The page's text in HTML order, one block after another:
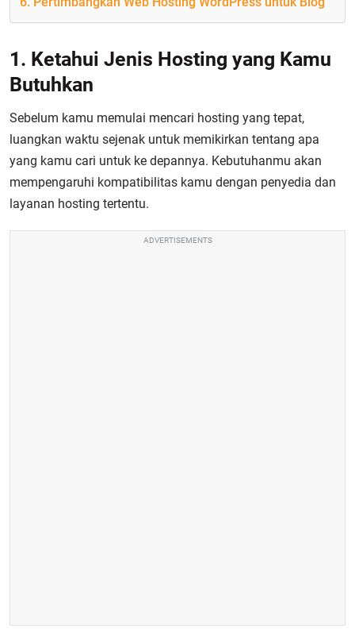
1. Ketahui Jenis Hosting yang Kamu
Butuhkan
Sebelum kamu memulai mencari hosting yang tepat,
luangkan waktu sejenak untuk memikirkan tentang apa
yang kamu cari untuk ke depannya. Kebutuhanmu akan
mempengaruhi kompatibilitas kamu dengan penyedia dan
layanan hosting tertentu.
ADVERTISEMENTS